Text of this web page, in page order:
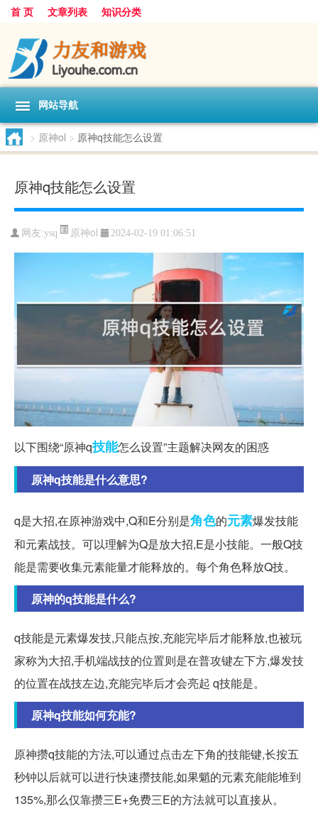
首 页 文章列表 知识分类
网站导航
> 原神ol > 原神q技能怎么设置
原神q技能怎么设置
网友:ysq 原神ol 2024-02-19 01:06:51
以下围绕“原神q技能怎么设置”主题解决网友的困惑
原神q技能是什么意思?
q是大招,在原神游戏中,Q和E分别是角色的元素爆发技能
和元素战技。可以理解为Q是放大招,E是小技能。一般Q技
能是需要收集元素能量才能释放的。每个角色释放Q技。
原神的q技能是什么?
q技能是元素爆发技,只能点按,充能完毕后才能释放,也被玩
家称为大招,手机端战技的位置则是在普攻键左下方,爆发技
的位置在战技左边,充能完毕后才会亮起 q技能是。
原神q技能如何充能?
原神攒q技能的方法,可以通过点击左下角的技能键,长按五
秒钟以后就可以进行快速攒技能,如果魈的元素充能能堆到
135%,那么仅靠攒三E+免费三E的方法就可以直接从。